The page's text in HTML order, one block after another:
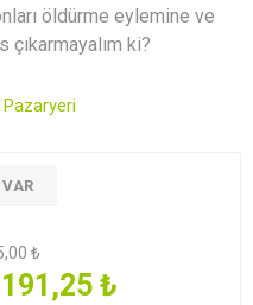
öldürme eylemine ve
ki?
VAR
₺
191,25 ₺